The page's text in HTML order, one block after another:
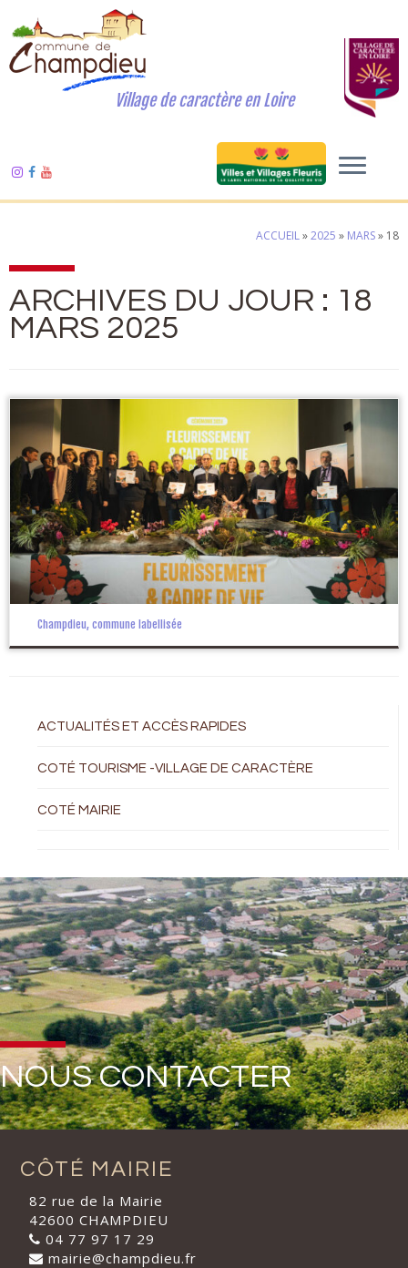
Village de caractère en Loire
ACCUEIL»2025 » MARS» 18
ARCHIVES DU JOUR : 18
MARS 2025
Champdieu, commune labellisée
ACTUALITÉS ET ACCÈS RAPIDES
COTÉ TOURISME -VILLAGE DE CARACTÈRE
COTÉ MAIRIE
NOUS CONTACTER
CÔTÉ MAIRIE
82 rue de la Mairie
42600 CHAMPDIEU
04 77 97 17 29
mairie@champdieu.fr